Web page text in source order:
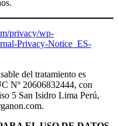
privacy/wp-
Privacy-Notice_ES-
del tratamiento es
Nº 20606832444, con
5 San Isidro Lima Perú,